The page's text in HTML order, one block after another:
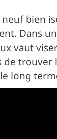
bien
Dans
vaut
de
long